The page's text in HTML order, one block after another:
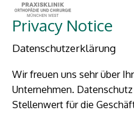
Privacy Notice
Datenschutzerklärung
Wir freuen uns sehr über
Unternehmen.
Stellenwert für die